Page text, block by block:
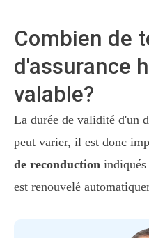
Combien de
d'assurance
valable?
La durée de validité d'un
peut varier, il est donc
de reconduction
est renouvelé